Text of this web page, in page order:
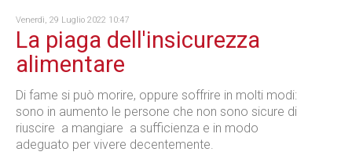
Venerdì, 29 Luglio 2022 10:47
La piaga dell'insicurezza
alimentare
Di fame si può morire, oppure soffrire in molti modi:
sono in aumento le persone che non sono sicure di
riuscire a mangiare a sufficienza e in modo
adeguato per vivere decentemente.